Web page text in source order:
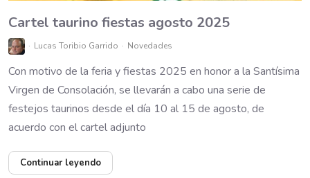
Cartel taurino fiestas agosto 2025
Lucas Toribio Garrido Novedades
Con motivo de la feria y fiestas 2025 en honor a la Santísima
Virgen de Consolación, se llevarán a cabo una serie de
festejos taurinos desde el día 10 al 15 de agosto, de
acuerdo con el cartel adjunto
Continuar leyendo